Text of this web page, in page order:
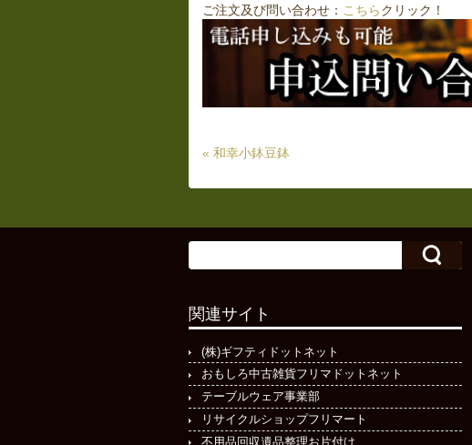
ご注文及び問い合わせ： こちらクリック！
« 和幸小鉢豆鉢
関連サイト
(株)ギフティドットネット
おもしろ中古雑貨フリマドットネット
テーブルウェア事業部
リサイクルショップフリマート
不用品回収遺品整理お片付け